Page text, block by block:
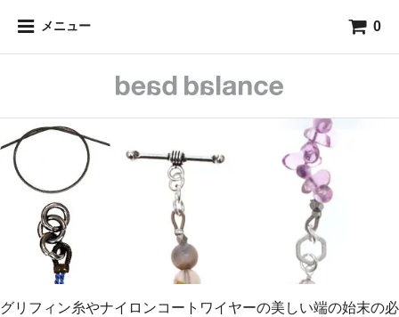
メニュー 0
グリフィン糸やナイロンコートワイヤーの美しい端の始末の必